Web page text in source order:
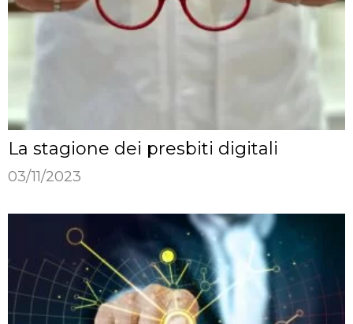
La stagione dei presbiti digitali
03/11/2023